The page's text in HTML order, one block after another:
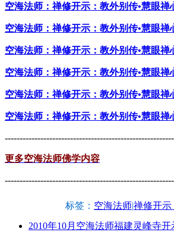
空海法师：禅修开示：教外别传•慧眼禅
空海法师：禅修开示：教外别传•慧眼禅
空海法师：禅修开示：教外别传•慧眼禅
空海法师：禅修开示：教外别传•慧眼禅
空海法师：禅修开示：教外别传•慧眼禅
空海法师：禅修开示：教外别传•慧眼禅
更多空海法师佛学内容
标签： 空海法师|禅修开示
2010年10月空海法师福建灵峰寺开